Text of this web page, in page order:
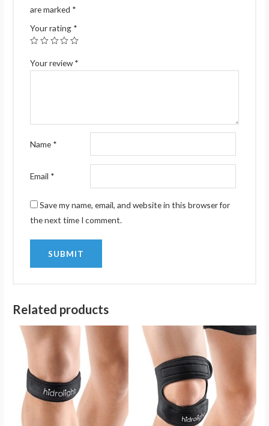
are marked *
Your rating *
Your review*
Name *
Email *
Save my name, email, and website in this browser for
the next time I comment.
Related products